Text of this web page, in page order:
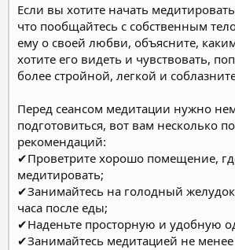
Если вы хотите начать
что пообщайтесь с собственным
ему о своей любви, объясните,
хотите его видеть и чувствовать,
более стройной, легкой и
Перед сеансом медитации нужно
подготовиться, вот вам несколько
рекомендаций:
✔Проветрите хорошо помещение,
медитировать;
✔Занимайтесь на голодный
часа после еды;
✔Наденьте просторную и удобную
✔Занимайтесь медитацией не менее